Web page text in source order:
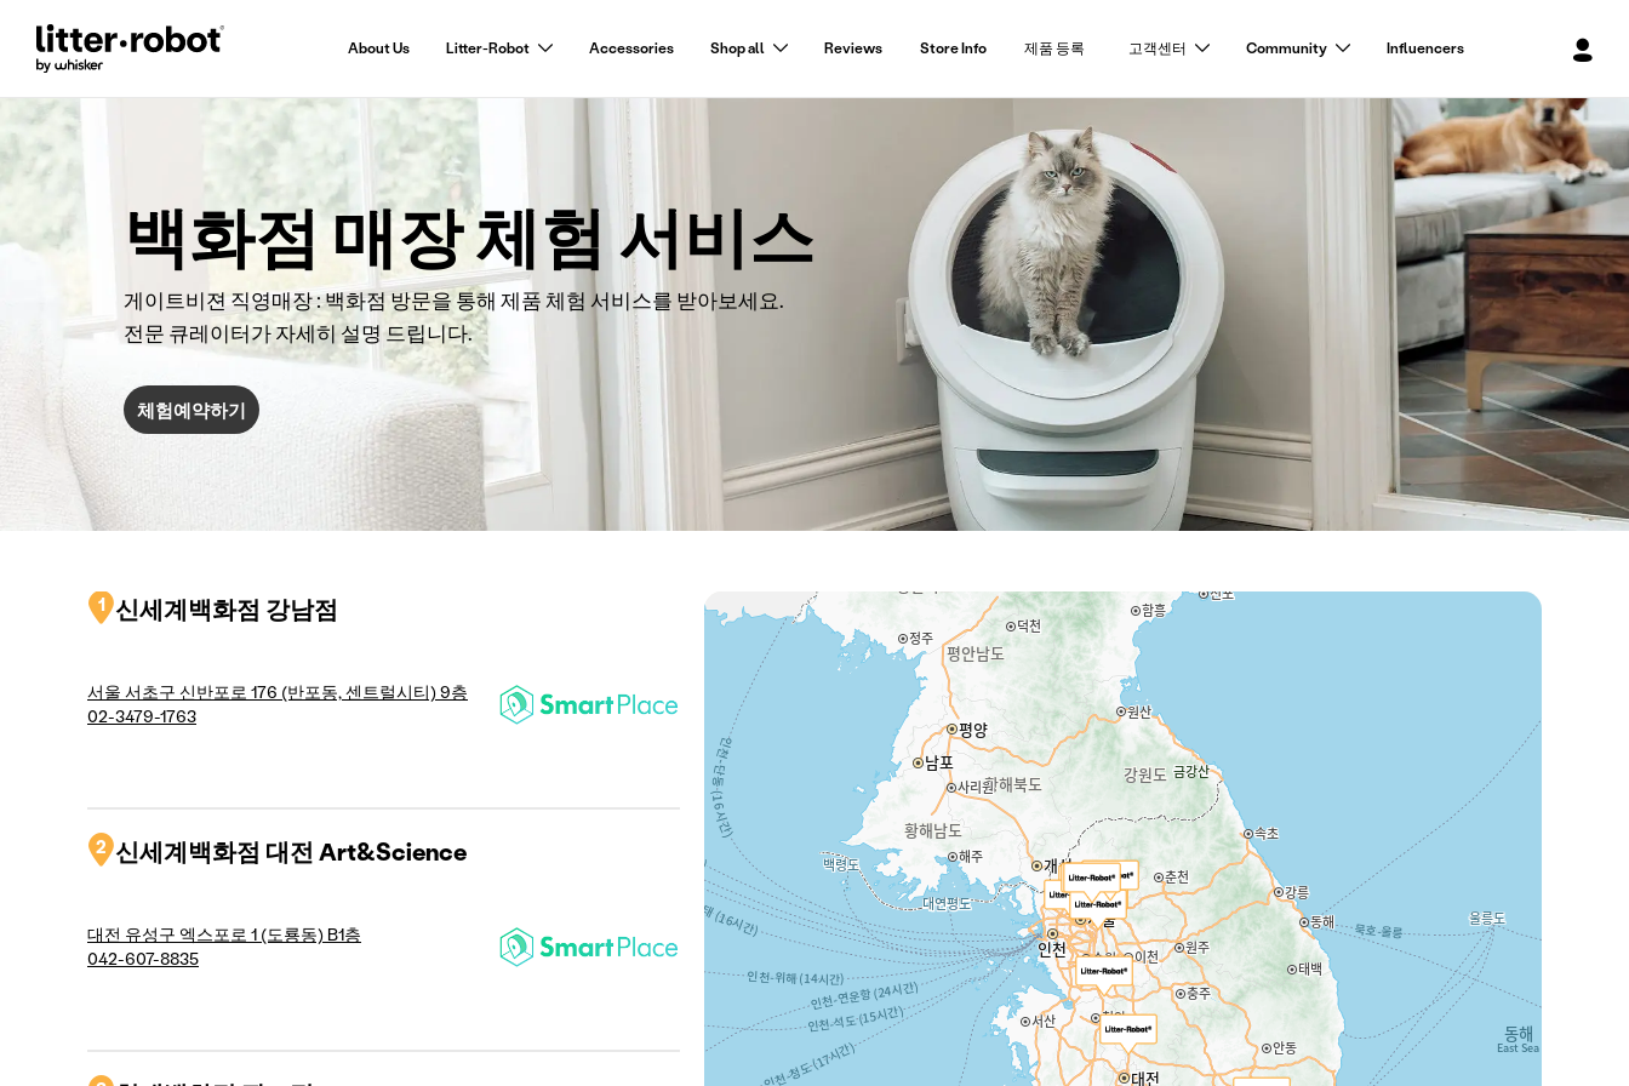
to
Content
About Us Litter-Robot Accessories Shop all Reviews Store Info 제품 등록 고객센터 Community Influencers 그
백화점 매장 체험 서비스
게이트비젼 직영매장 : 백화점 방문을 통해 제품 체험 서비스를 받아보세요.
전문 큐레이터가 자세히 설명 드립니다.
체험예약하기
1 신세계백화점 강남점
서울 서초구 신반포로 176 (반포동, 센트럴시티) 9층
02-3479-1763
2 신세계백화점 대전 Art&Science
대전 유성구 엑스포로 1 (도룡동) B1층
042-607-8835